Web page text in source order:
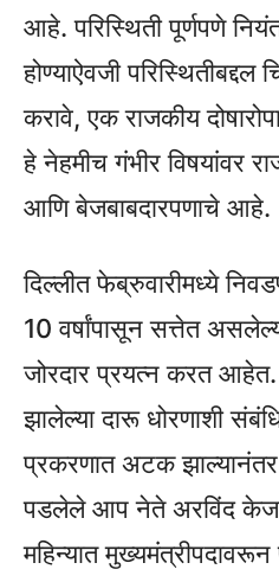
आहे. परिस्थिती पूर्णपणे
होण्याऐवजी
करावे, एक राजकीय
हे नेहमीच गंभीर विषयांवर
आणि बेजबाबदारपणाचे आहे.
दिल्लीत फेब्रुवारीमध्ये
10 वर्षांपासून सत्तेत
जोरदार प्रयत्न करत आहेत.
झालेल्या दारू धोरणाशी
प्रकरणात अटक झाल्यानंतर
पडलेले आप नेते अरविंद
महिन्यात